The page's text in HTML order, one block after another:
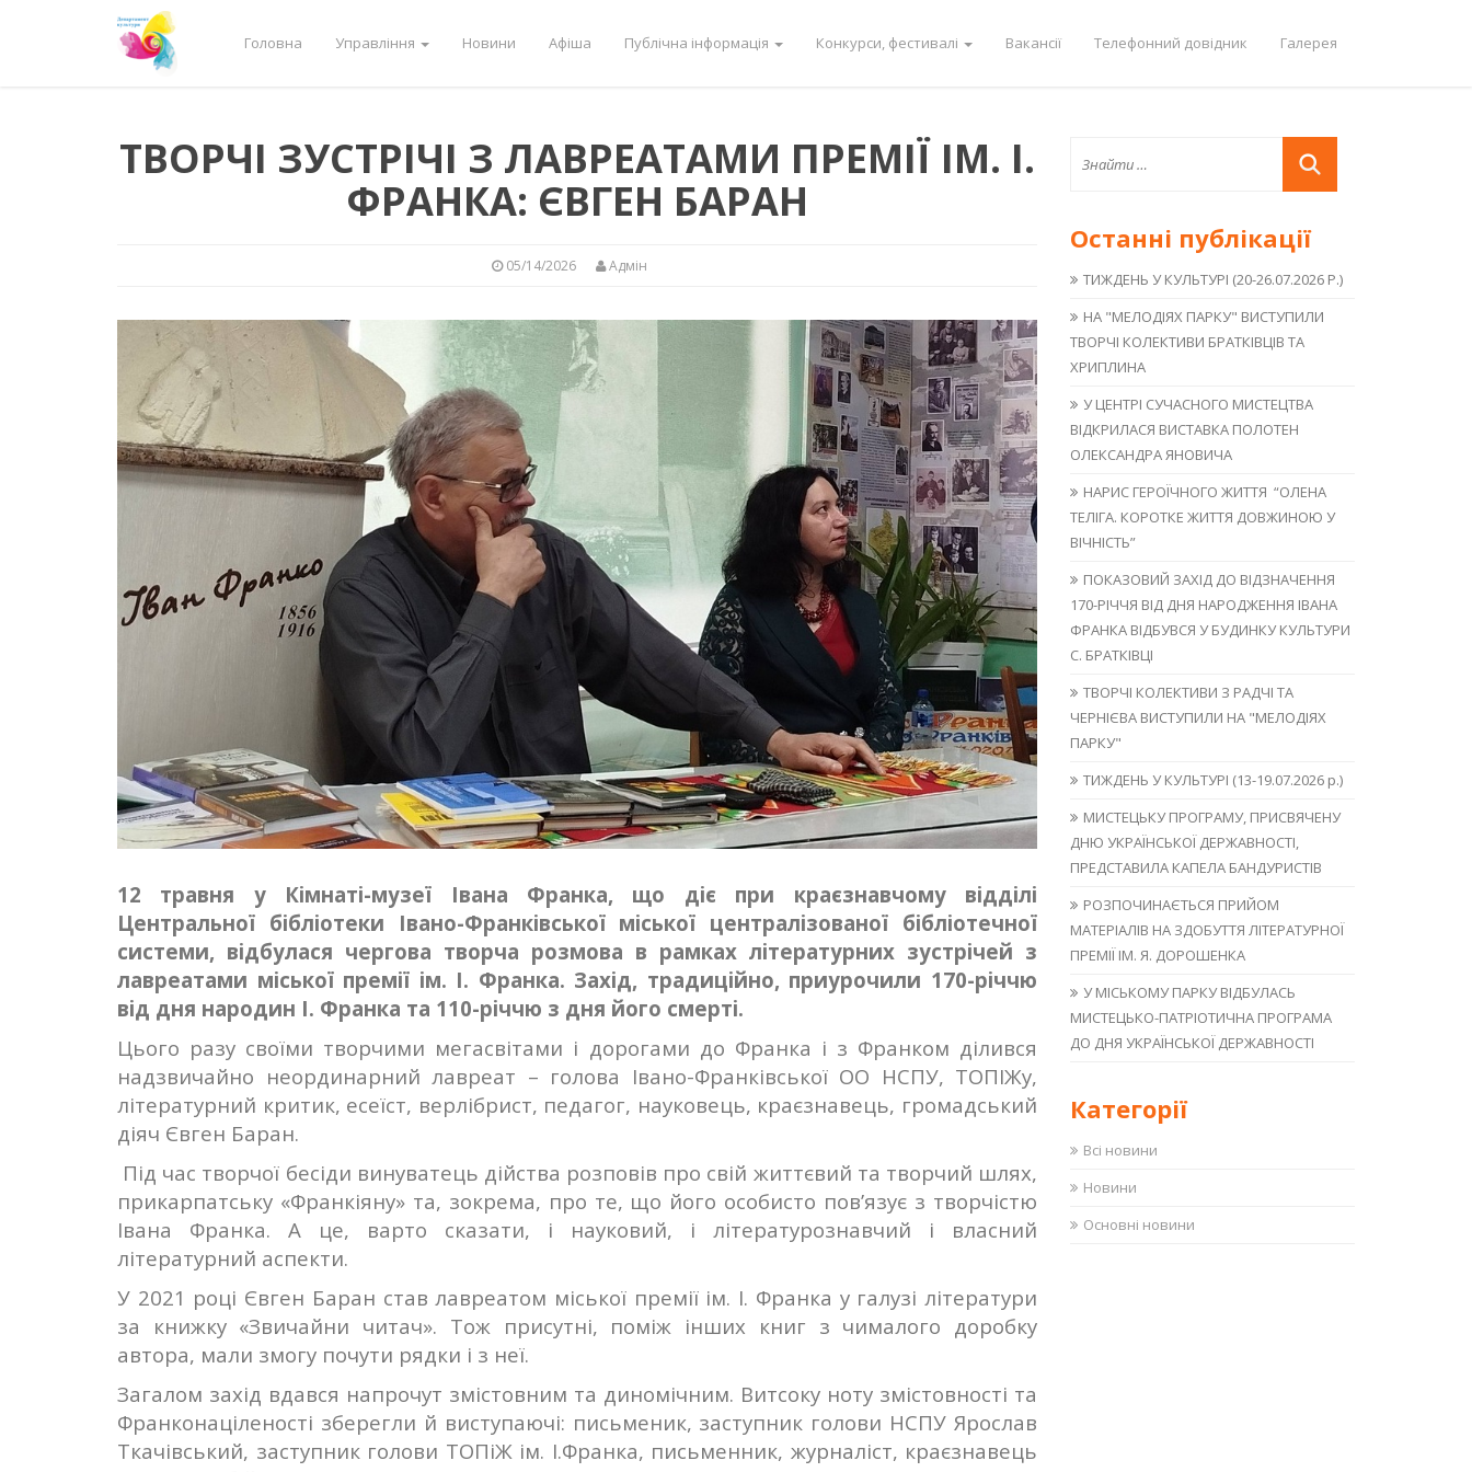
Головна Управління Новини Афіша Публічна інформація Конкурси, фестивалі Вакансії Телефонний довідник Галерея
ТВОРЧІ ЗУСТРІЧІ З ЛАВРЕАТАМИ ПРЕМІЇ ІМ. І.
ФРАНКА: ЄВГЕН БАРАН
05/14/2026 Адмін
12 травня у Кімнаті-музеї Івана Франка, що діє при краєзнавчому відділі
Центральної бібліотеки Івано-Франківської міської централізованої бібліотечної
системи, відбулася чергова творча розмова в рамках літературних зустрічей з
лавреатами міської премії ім. І. Франка. Захід, традиційно, приурочили 170-річчю
від дня народин І. Франка та 110-річчю з дня його смерті.
Цього разу своїми творчими мегасвітами і дорогами до Франка і з Франком ділився
надзвичайно неординарний лавреат – голова Івано-Франківської ОО НСПУ, ТОПІЖу,
літературний критик, есеїст, верлібрист, педагог, науковець, краєзнавець, громадський
діяч Євген Баран.
Під час творчої бесіди винуватець дійства розповів про свій життєвий та творчий шлях,
прикарпатську «Франкіяну» та, зокрема, про те, що його особисто пов’язує з творчістю
Івана Франка. А це, варто сказати, і науковий, і літературознавчий і власний
літературний аспекти.
У 2021 році Євген Баран став лавреатом міської премії ім. І. Франка у галузі літератури
за книжку «Звичайни читач». Тож присутні, поміж інших книг з чималого доробку
автора, мали змогу почути рядки і з неї.
Загалом захід вдався напрочут змістовним та диномічним. Витсоку ноту змістовності та
Франконаціленості зберегли й виступаючі: письменик, заступник голови НСПУ Ярослав
Ткачівський, заступник голови ТОПіЖ ім. І.Франка, письменник, журналіст, краєзнавець
Останні публікації
ТИЖДЕНЬ У КУЛЬТУРІ (20-26.07.2026 Р.)
НА "МЕЛОДІЯХ ПАРКУ" ВИСТУПИЛИ
ТВОРЧІ КОЛЕКТИВИ БРАТКІВЦІВ ТА
ХРИПЛИНА
У ЦЕНТРІ СУЧАСНОГО МИСТЕЦТВА
ВІДКРИЛАСЯ ВИСТАВКА ПОЛОТЕН
ОЛЕКСАНДРА ЯНОВИЧА
НАРИС ГЕРОЇЧНОГО ЖИТТЯ “ОЛЕНА
ТЕЛІГА. КОРОТКЕ ЖИТТЯ ДОВЖИНОЮ У
ВІЧНІСТЬ”
ПОКАЗОВИЙ ЗАХІД ДО ВІДЗНАЧЕННЯ
170-РІЧЧЯ ВІД ДНЯ НАРОДЖЕННЯ ІВАНА
ФРАНКА ВІДБУВСЯ У БУДИНКУ КУЛЬТУРИ
С. БРАТКІВЦІ
ТВОРЧІ КОЛЕКТИВИ З РАДЧІ ТА
ЧЕРНІЄВА ВИСТУПИЛИ НА "МЕЛОДІЯХ
ПАРКУ"
ТИЖДЕНЬ У КУЛЬТУРІ (13-19.07.2026 р.)
МИСТЕЦЬКУ ПРОГРАМУ, ПРИСВЯЧЕНУ
ДНЮ УКРАЇНСЬКОЇ ДЕРЖАВНОСТІ,
ПРЕДСТАВИЛА КАПЕЛА БАНДУРИСТІВ
РОЗПОЧИНАЄТЬСЯ ПРИЙОМ
МАТЕРІАЛІВ НА ЗДОБУТТЯ ЛІТЕРАТУРНОЇ
ПРЕМІЇ ІМ. Я. ДОРОШЕНКА
У МІСЬКОМУ ПАРКУ ВІДБУЛАСЬ
МИСТЕЦЬКО-ПАТРІОТИЧНА ПРОГРАМА
ДО ДНЯ УКРАЇНСЬКОЇ ДЕРЖАВНОСТІ
Категорії
Всі новини
Новини
Основні новини